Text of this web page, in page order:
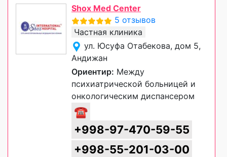
Shox Med Center
5 отзывов
Частная клиника
ул. Юсуфа Отабекова, дом 5,
Андижан
Ориентир: Между
психиатрической больницей и
онкологическим диспансером
☎
+998-97-470-59-55
+998-55-201-03-00